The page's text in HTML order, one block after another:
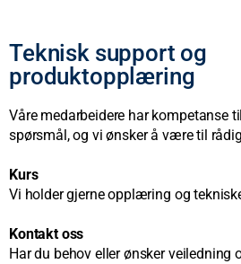
Teknisk support og
produktopplæring
Våre medarbeidere har kompetanse
spørsmål, og vi ønsker å være til
Kurs
Vi holder gjerne opplæring og
Kontakt oss
Har du behov eller ønsker veiledning